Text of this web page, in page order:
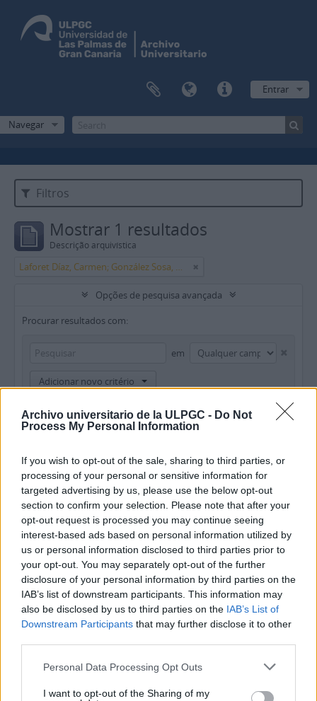
Archivo universitario de la ULPGC - Do Not
Process My Personal Information
If you wish to opt-out of the sale, sharing to third parties, or
processing of your personal or sensitive information for
targeted advertising by us, please use the below opt-out
section to confirm your selection. Please note that after your
opt-out request is processed you may continue seeing
interest-based ads based on personal information utilized by
us or personal information disclosed to third parties prior to
your opt-out. You may separately opt-out of the further
disclosure of your personal information by third parties on the
IAB’s list of downstream participants. This information may
also be disclosed by us to third parties on the IAB’s List of
Downstream Participants that may further disclose it to other
Personal Data Processing Opt Outs
I want to opt-out of the Sharing of my
Entrar
Navegar
Filtros
Mostrar 1 resultados
Descrição arquivística
Laforet Díaz, Carmen; González Sosa, Manuel
Opções de pesquisa avançada
Procurar resultados com:
em
Adicionar novo critério
Limitar resultados:
Descrição de nível superior
Filtrar os resultados por:
Nível de descrição Objeto digital disponível Instrumento de descrição documental
Estado dos direitos de autor Designação geral do material
Descrições de nível superior
Todas as descrições